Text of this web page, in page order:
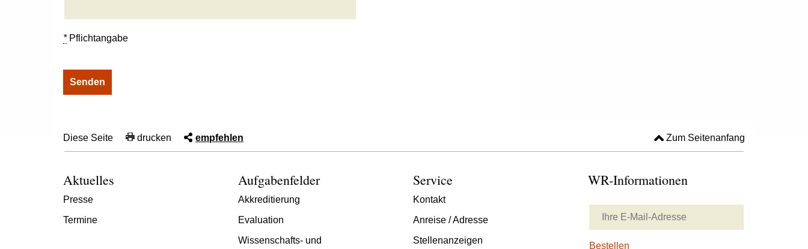
*Pflichtangabe
Diese Seite drucken empfehlen Zum Seitenanfang
Aktuelles
Presse
Termine
Aufgabenfelder
Akkreditierung
Evaluation
Wissenschafts- und
Service
Kontakt
Anreise / Adresse
Stellenanzeigen
WR-Informationen